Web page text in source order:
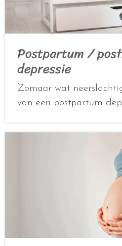
Postpartum /
depressie
Zomaar wat
van een postpartum